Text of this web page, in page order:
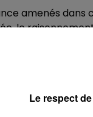
amenés
le
à
sur un autre
ne
Le respect